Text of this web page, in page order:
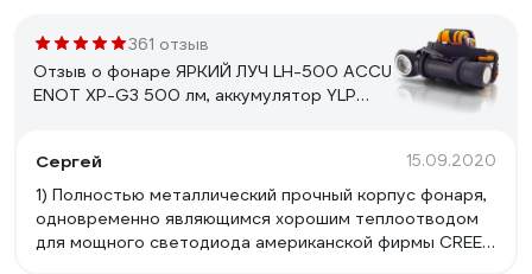
361 отзыв
Отзыв о фонаре ЯРКИЙ ЛУЧ LH-500 ACCU
ENOT XP-G3 500 лм, аккумулятор YLP
Сергей
15.09.2020
1) Полностью металлический прочный корпус фонаря,
одновременно являющимся хорошим теплоотводом
для мощного светодиода американской фирмы CREE;